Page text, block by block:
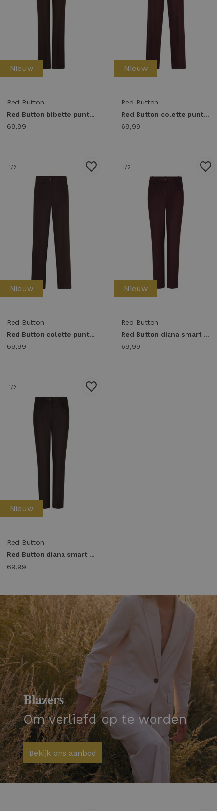
Nieuw
Red Button
Red Button bibette punta l33 srb5019 Broek espresso-l33
69,99
Nieuw
Red Button
Red Button colette punta l33 srb5144 Broek burgundy-l33
69,99
1/2
Nieuw
Red Button
Red Button colette punta l33 srb5144 Broek espresso-l33
69,99
1/2
Nieuw
Red Button
Red Button diana smart srb5037 Broek burgundy-l30
69,99
1/2
Nieuw
Red Button
Red Button diana smart srb5037 Broek espresso-l30
69,99
Blazers
Om verliefd op te worden
Bekijk ons aanbod